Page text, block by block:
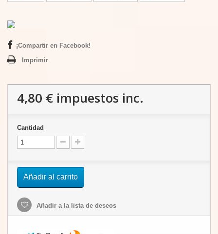
¡Compartir en Facebook!
Imprimir
4,80 € impuestos inc.
Cantidad
Añadir al carrito
Añadir a la lista de deseos